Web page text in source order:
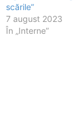
scările”
7 august 2023
În „Interne”